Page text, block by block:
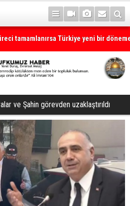
tamamlanırsa Türkiye yeni bir
ve Şahin görevden uzaklaştırıldı